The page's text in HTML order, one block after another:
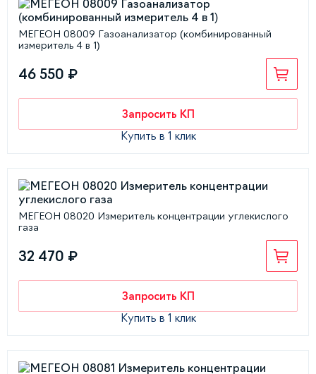
МЕГЕОН 08009 Газоанализатор (комбинированный
измеритель 4 в 1)
46 550 ₽
Запросить КП
Купить в 1 клик
МЕГЕОН 08020 Измеритель концентрации углекислого
газа
32 470 ₽
Запросить КП
Купить в 1 клик